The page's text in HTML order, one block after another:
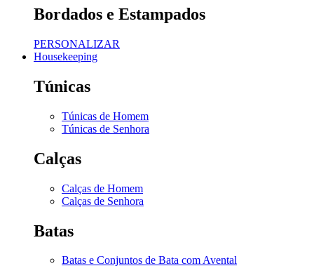
Bordados e Estampados
PERSONALIZAR
Housekeeping
Túnicas
Túnicas de Homem
Túnicas de Senhora
Calças
Calças de Homem
Calças de Senhora
Batas
Batas e Conjuntos de Bata com Avental